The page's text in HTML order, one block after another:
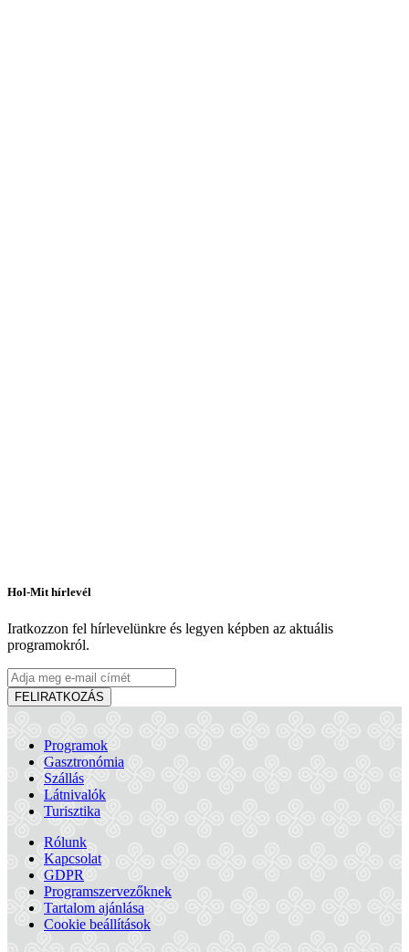
Hol-Mit hírlevél
Iratkozzon fel hírlevelünkre és legyen képben az aktuális
programokról.
FELIRATKOZÁS
Programok
Gasztronómia
Szállás
Látnivalók
Turisztika
Rólunk
Kapcsolat
GDPR
Programszervezőknek
Tartalom ajánlása
Cookie beállítások